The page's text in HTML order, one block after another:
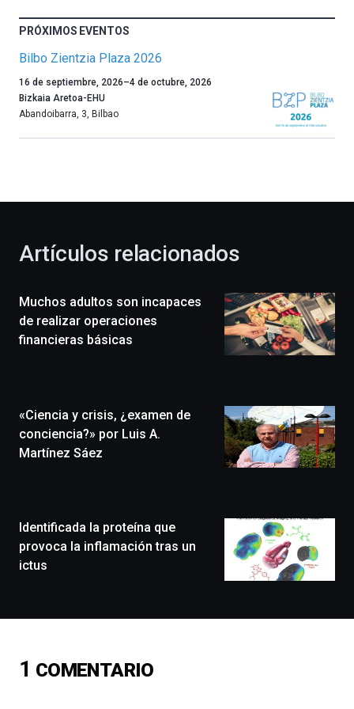
PRÓXIMOS EVENTOS
Bilbo Zientzia Plaza 2026
Un
año
más,
celebración
novena
edición
de
un
festival
llenará
monólogos,
exposiciones,
conferencias,
docufórums
de
16
16 de septiembre, 2026–4 de octubre, 2026
Bizkaia Aretoa-EHU
Abandoibarra, 3 Bilbao
Artículos relacionados
Muchos adultos son incapaces
de realizar operaciones
financieras básicas
«Ciencia y crisis, ¿examen de
conciencia?» por Luis A.
Martínez Sáez
Identificada la proteína que
provoca la inflamación tras un
ictus
1 COMENTARIO